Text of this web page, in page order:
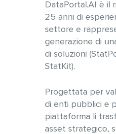
DataPortal.AI è il
25 anni di
settore e
generazione di
di soluzioni
StatKit).
Progettata per
di enti pubblici e
piattaforma li
asset strategico,